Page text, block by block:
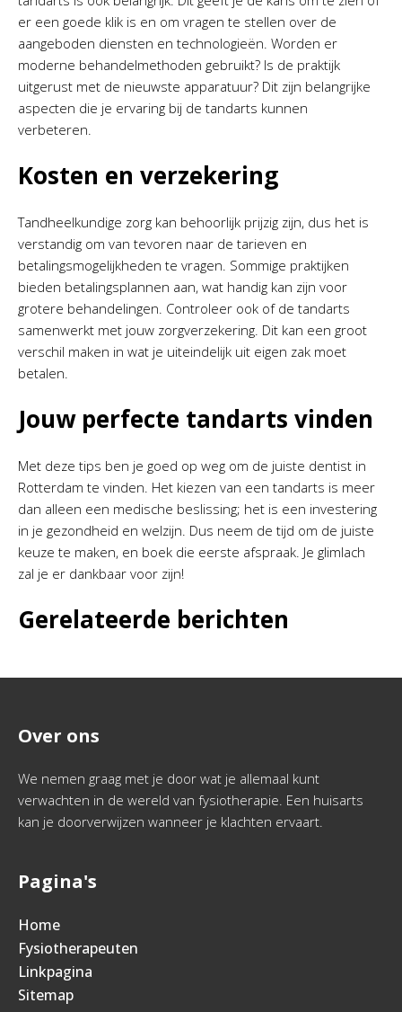
er een goede klik is en om vragen te stellen over de
aangeboden diensten en technologieën. Worden er
moderne behandelmethoden gebruikt? Is de praktijk
uitgerust met de nieuwste apparatuur? Dit zijn belangrijke
aspecten die je ervaring bij de tandarts kunnen
verbeteren.
Kosten en verzekering
Tandheelkundige zorg kan behoorlijk prijzig zijn, dus het is
verstandig om van tevoren naar de tarieven en
betalingsmogelijkheden te vragen. Sommige praktijken
bieden betalingsplannen aan, wat handig kan zijn voor
grotere behandelingen. Controleer ook of de tandarts
samenwerkt met jouw zorgverzekering. Dit kan een groot
verschil maken in wat je uiteindelijk uit eigen zak moet
betalen.
Jouw perfecte tandarts vinden
Met deze tips ben je goed op weg om de juiste dentist in
Rotterdam te vinden. Het kiezen van een tandarts is meer
dan alleen een medische beslissing; het is een investering
in je gezondheid en welzijn. Dus neem de tijd om de juiste
keuze te maken, en boek die eerste afspraak. Je glimlach
zal je er dankbaar voor zijn!
Gerelateerde berichten
Over ons
We nemen graag met je door wat je allemaal kunt
verwachten in de wereld van fysiotherapie. Een huisarts
kan je doorverwijzen wanneer je klachten ervaart.
Pagina's
Home
Fysiotherapeuten
Linkpagina
Sitemap